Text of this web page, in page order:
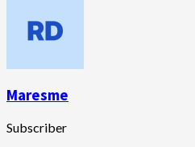
Maresme
Subscriber